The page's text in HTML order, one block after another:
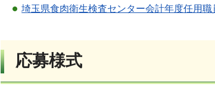
埼玉県食肉衛生検査センター会計年度任用職
応募様式